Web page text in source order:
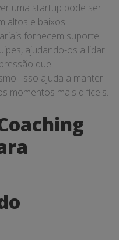
uma startup pode ser
altos e baixos
fornecem suporte
ajudando-os a lidar
que
Isso ajuda a manter
momentos mais difíceis.